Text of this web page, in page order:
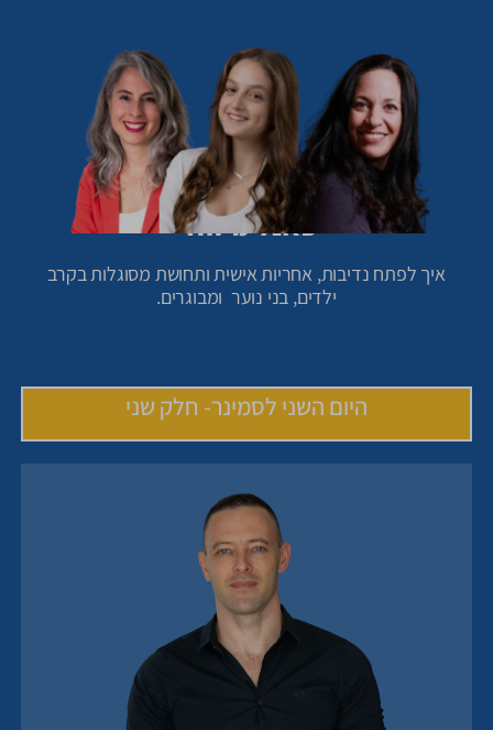
פאנל מיוחד
איך לפתח נדיבות, אחריות אישית ותחושת מסוגלות בקרב
ילדים, בני נוער ומבוגרים.
היום השני לסמינר- חלק שני